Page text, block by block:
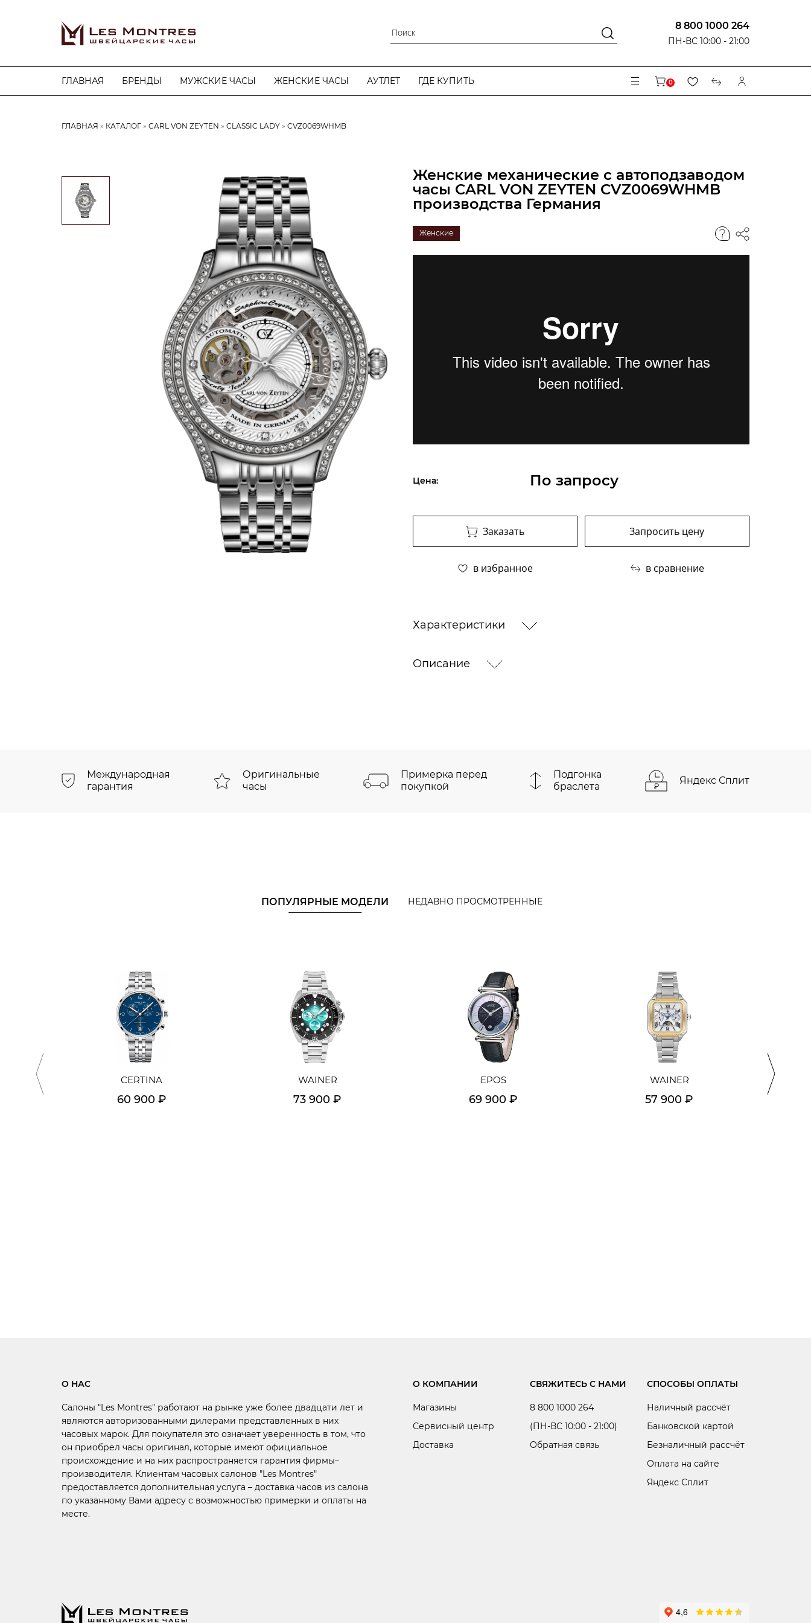
8 800 1000 264
ПН-ВС 10:00 - 21:00
ГЛАВНАЯ БРЕНДЫ МУЖСКИЕ ЧАСЫ ЖЕНСКИЕ ЧАСЫ АУТЛЕТ ГДЕ КУПИТЬ 0
ГЛАВНАЯ КАТАЛОГ CARL VON ZEYTEN CLASSIC LADY CVZ0069WHMB
Женские механические с автоподзаводом
часы CARL VON ZEYTEN CVZ0069WHMB
производства Германия
Женские
Цена: По запросу
Заказать Запросить цену
в избранное в сравнение
Характеристики
Описание
Международная
гарантия
Оригинальные
часы
Примерка перед
покупкой
Подгонка
браслета
Яндекс Сплит
ПОПУЛЯРНЫЕ МОДЕЛИ НЕДАВНО ПРОСМОТРЕННЫЕ
CERTINA
60 900 ₽
WAINER
73 900 ₽
EPOS
69 900 ₽
WAINER
57 900 ₽
О НАС
Салоны "Les Montres" работают на рынке уже более двадцати лет и
являются авторизованными дилерами представленных в них
часовых марок. Для покупателя это означает уверенность в том, что
он приобрел часы оригинал, которые имеют официальное
происхождение и на них распространяется гарантия фирмы–
производителя. Клиентам часовых салонов "Les Montres"
предоставляется дополнительная услуга – доставка часов из салона
по указанному Вами адресу с возможностью примерки и оплаты на
месте.
О КОМПАНИИ
Магазины
Сервисный центр
Доставка
СВЯЖИТЕСЬ С НАМИ
8 800 1000 264
(ПН-ВС 10:00 - 21:00)
Обратная связь
СПОСОБЫ ОПЛАТЫ
Наличный рассчёт
Банковской картой
Безналичный рассчёт
Оплата на сайте
Яндекс Сплит